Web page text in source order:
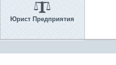
Юрист Предприятия